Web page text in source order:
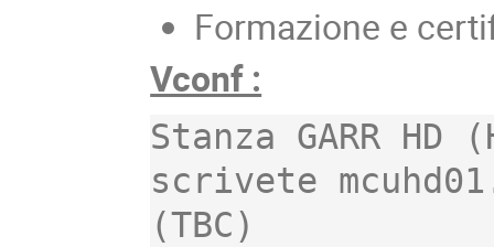
Formazione e
Vconf :
Stanza GARR
scrivete
(TBC)